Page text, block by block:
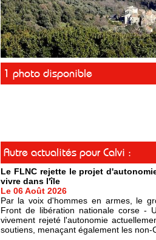
1 photo disponible
Autre actualités pour Calvi :
Le FLNC rejette le projet
vivre dans l'île
Le 06 Août 2026
Par la voix d'hommes en armes, le
Front de libération nationale corse -
vivement rejeté l'autonomie
soutiens, menaçant également les non-